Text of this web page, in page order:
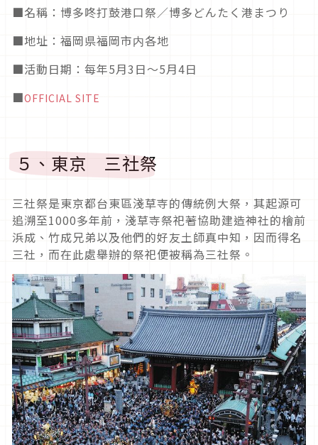
■名稱：博多咚打鼓港口祭／博多どんたく港まつり
■地址：福岡県福岡市内各地
■活動日期 ：每年5月3日～5月4日
■OFFICIAL SITE
５、東京 三社祭
三社祭是東京都台東區淺草寺的傳統例大祭，其起源可
追溯至1000多年前，淺草寺祭祀著協助建造神社的檜前
浜成、竹成兄弟以及他們的好友土師真中知，因而得名
三社，而在此處舉辦的祭祀便被稱為三社祭。